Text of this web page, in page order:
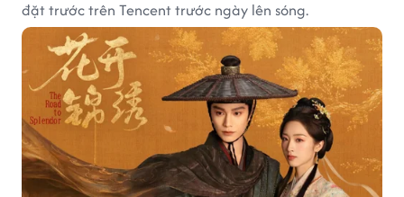
đặt trước trên Tencent trước ngày lên sóng.